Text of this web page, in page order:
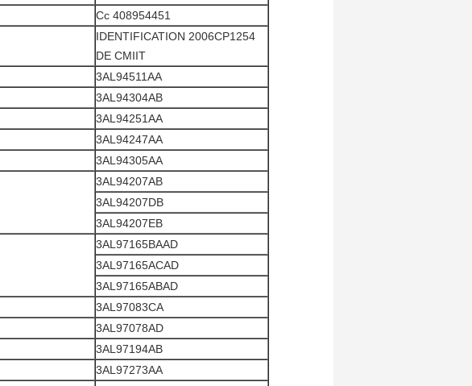
Cc 408954451
IDENTIFICATION 2006CP1254
DE CMIIT
3AL94511AA
3AL94304AB
3AL94251AA
3AL94247AA
3AL94305AA
3AL94207AB
3AL94207DB
3AL94207EB
3AL97165BAAD
3AL97165ACAD
3AL97165ABAD
3AL97083CA
3AL97078AD
3AL97194AB
3AL97273AA